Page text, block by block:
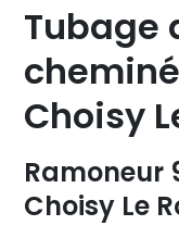
Tubage
Choisy
Ramoneur
Choisy Le